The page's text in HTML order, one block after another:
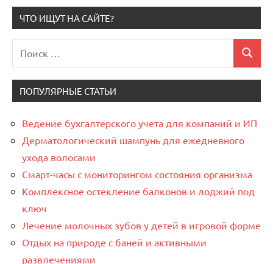
ЧТО ИЩУТ НА САЙТЕ?
для:
Поиск
ПОПУЛЯРНЫЕ СТАТЬИ
Ведение бухгалтерского учета для компаний и ИП
Дерматологический шампунь для ежедневного
ухода волосами
Смарт-часы с мониторингом состояния организма
Комплексное остекление балконов и лоджий под
ключ
Лечение молочных зубов у детей в игровой форме
Отдых на природе с баней и активными
развлечениями